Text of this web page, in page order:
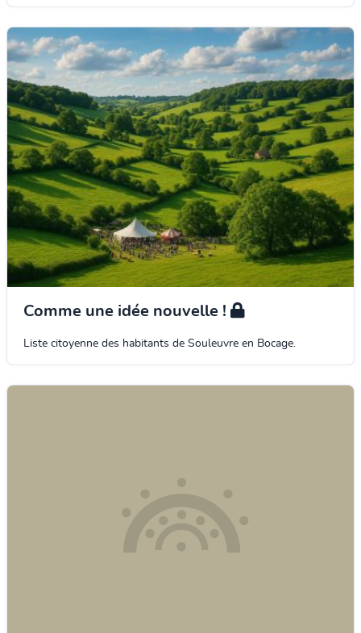
Comme une idée nouvelle !
Liste citoyenne des habitants de Souleuvre en Bocage.